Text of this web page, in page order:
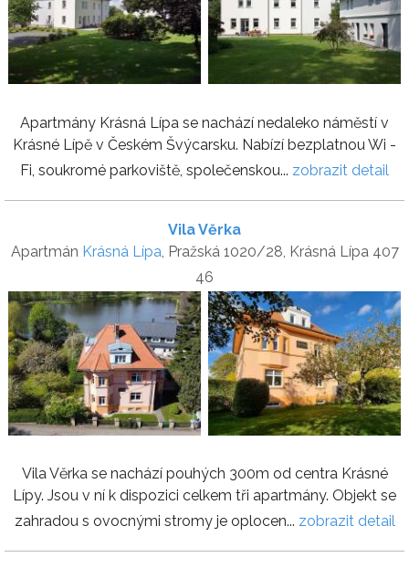
Apartmány Krásná Lípa se nachází nedaleko náměstí v
Krásné Lípě v Českém Švýcarsku. Nabízí bezplatnou Wi -
Fi, soukromé parkoviště, společenskou... zobrazit detail
Vila Věrka
Apartmán Krásná Lípa , Pražská 1020/28, Krásná Lípa 407
46
Vila Věrka se nachází pouhých 300m od centra Krásné
Lípy. Jsou v ní k dispozici celkem tři apartmány. Objekt se
zahradou s ovocnými stromy je oplocen... zobrazit detail